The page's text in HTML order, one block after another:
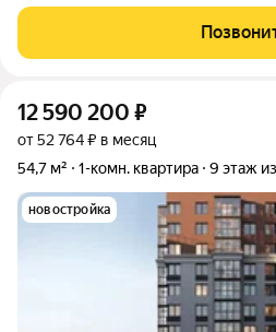
посторонних, работает система
доступа. Особое внимание уделено
12 590 200 ₽
от 52 764 ₽ в месяц
54,7 м²
1-комн. квартира 9 этаж
новостройка